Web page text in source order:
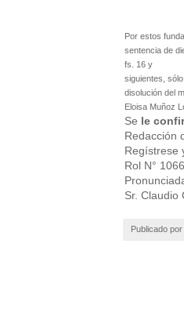
Por estos
sentencia de
fs. 16 y
siguientes,
disolución del
Eloisa Muñoz
Se le
Redacción
Regístrese
Rol N°
Sr. Claudio
Publicado por